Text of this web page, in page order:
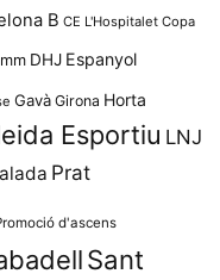
B CE L'Hospitalet Copa
DHJ Espanyol
Gavà Girona Horta
Esportiu LNJ
Prat
d'ascens
Sant